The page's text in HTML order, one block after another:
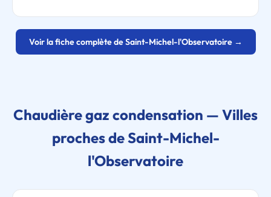
Voir la fiche complète de Saint-Michel-l'Observatoire →
Chaudière gaz condensation — Villes
proches de Saint-Michel-
l'Observatoire